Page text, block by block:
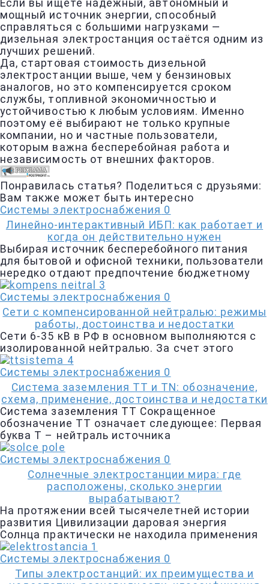
Если вы ищете надёжный, автономный и
мощный источник энергии, способный
справляться с большими нагрузками —
дизельная электростанция остаётся одним из
лучших решений.
Да, стартовая стоимость дизельной
электростанции выше, чем у бензиновых
аналогов, но это компенсируется сроком
службы, топливной экономичностью и
устойчивостью к любым условиям. Именно
поэтому её выбирают не только крупные
компании, но и частные пользователи,
которым важна бесперебойная работа и
независимость от внешних факторов.
Понравилась статья? Поделиться с друзьями:
Вам также может быть интересно
Системы электроснабжения 0
Линейно-интерактивный ИБП: как работает и
когда он действительно нужен
Выбирая источник бесперебойного питания
для бытовой и офисной техники, пользователи
нередко отдают предпочтение бюджетному
Системы электроснабжения 0
Сети с компенсированной нейтралью: режимы
работы, достоинства и недостатки
Сети 6-35 кВ в РФ в основном выполняются с
изолированной нейтралью. За счет этого
Системы электроснабжения 0
Система заземления ТТ и TN: обозначение,
схема, применение, достоинства и недостатки
Система заземления ТТ Сокращенное
обозначение ТТ означает следующее: Первая
буква Т – нейтраль источника
Системы электроснабжения 0
Солнечные электростанции мира: где
расположены, сколько энергии
вырабатывают?
На протяжении всей тысячелетней истории
развития Цивилизации даровая энергия
Солнца практически не находила применения
Системы электроснабжения 0
Типы электростанций: их преимущества и